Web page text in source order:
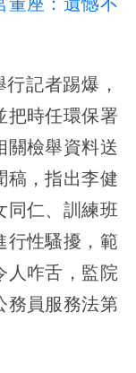
記者踢爆，
把時任環保署
關檢舉資料送
稿，指出李健
同仁、訓練班
行性騷擾，範
人咋舌，監院
務員服務法第